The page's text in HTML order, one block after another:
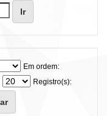
Em ordem:
Registro(s):